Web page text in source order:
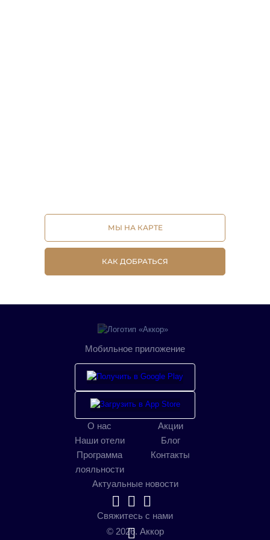
МЫ НА КАРТЕ
КАК ДОБРАТЬСЯ
Мобильное приложение
О нас
Наши отели
Программа
лояльности
Акции
Блог
Контакты
Актуальные новости
Свяжитесь с нами
© 2026. Аккор